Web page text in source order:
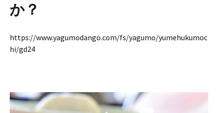
か？
https://www.yagumodango.com/fs/yagumo/yumehukumoc
hi/gd24